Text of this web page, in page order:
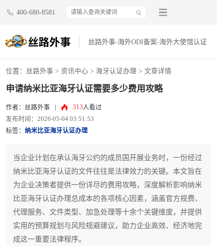
400-680-8581
丝路外事-海外ODI备案-海外大使馆认证
位置： 丝路外事 > 资讯中心 > 海牙认证办理 > 文章详情
申请纳米比亚海牙认证需要多少费用攻略
作者：丝路外事 313人看过
发布时间：2026-05-04 03:51:53
标签： 纳米比亚海牙认证办理
当企业计划在承认海牙公约的成员国开展业务时，一份经过
纳米比亚海牙认证的文件往往是法律效力的关键。本文旨在
为企业决策者提供一份详尽的费用攻略，深度解析影响纳米
比亚海牙认证办理总成本的各项核心因素，涵盖官方规费、
代理服务、文件类型、加急处理等十余个关键维度，并提供
实用的预算规划与风险规避建议，助力企业高效、经济地完
成这一重要法律程序。